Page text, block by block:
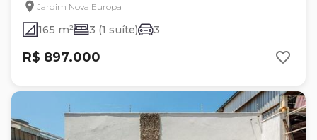
Jardim Nova Europa
165 m² 3 (1 suíte) 3
R$ 897.000